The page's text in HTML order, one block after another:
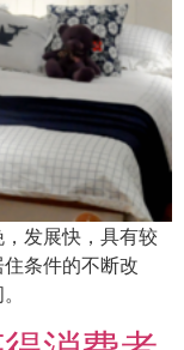
发展快，具有较
条件的不断改